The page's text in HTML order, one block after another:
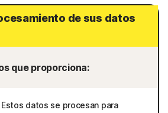
de sus datos
que proporciona:
Estos datos se procesan para